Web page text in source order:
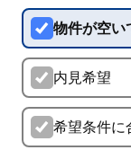
物件が空い
内見希望
希望条件に